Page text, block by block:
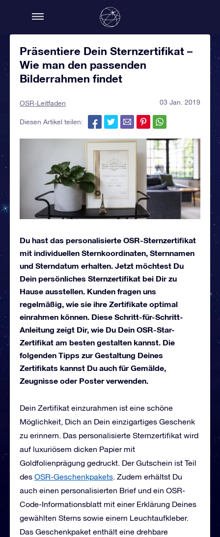
Präsentiere Dein Sternzertifikat –
Wie man den passenden
Bilderrahmen findet
OSR-Leitfaden 03 Jan. 2019
Diesen Artikel teilen:
Du hast das personalisierte OSR-Sternzertifikat
mit individuellen Sternkoordinaten, Sternnamen
und Sterndatum erhalten. Jetzt möchtest Du
Dein persönliches Sternzertifikat bei Dir zu
Hause ausstellen. Kunden fragen uns
regelmäßig, wie sie ihre Zertifikate optimal
einrahmen können. Diese Schritt-für-Schritt-
Anleitung zeigt Dir, wie Du Dein OSR-Star-
Zertifikat am besten gestalten kannst. Die
folgenden Tipps zur Gestaltung Deines
Zertifikats kannst Du auch für Gemälde,
Zeugnisse oder Poster verwenden.
Dein Zertifikat einzurahmen ist eine schöne
Möglichkeit, Dich an Dein einzigartiges Geschenk
zu erinnern. Das personalisierte Sternzertifikat wird
auf luxuriösem dicken Papier mit
Goldfolienprägung gedruckt. Der Gutschein ist Teil
des OSR-Geschenkpakets. Zudem erhältst Du
auch einen personalisierten Brief und ein OSR-
Code-Informationsblatt mit einer Erklärung Deines
gewählten Sterns sowie einem Leuchtaufkleber.
Das Geschenkpaket enthält eine drehbare